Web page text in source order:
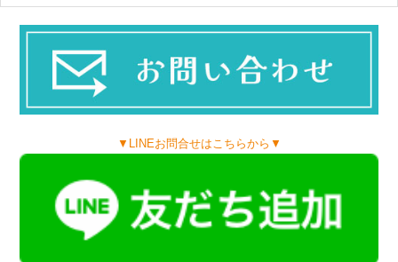
▼LINEお問合せはこちらから▼